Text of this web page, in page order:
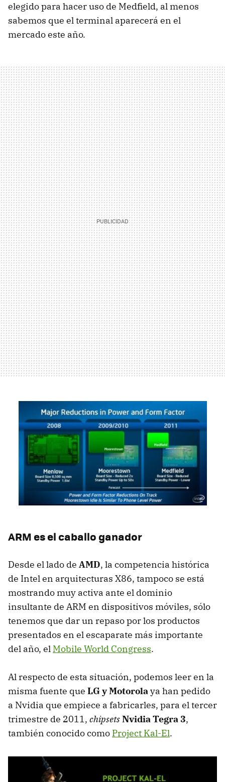
elegido para hacer uso de Medfield, al menos
sabemos que el terminal aparecerá en el
mercado este año.
ARMes el caballo ganador
Desde el lado de AMD, la competencia histórica
de Intel en arquitecturas X86, tampoco se está
mostrando muy activa ante el dominio
insultante de ARM en dispositivos móviles, sólo
tenemos que dar un repaso por los productos
presentados en el escaparate más importante
del año, el Mobile World Congress.
Al respecto de esta situación, podemos leer en la
misma fuente que LG y Motorolaya han pedido
a Nvidia que empiece a fabricarles, para el tercer
trimestre de 2011, chipsetsNvidia Tegra 3,
también conocido como Project Kal-El.